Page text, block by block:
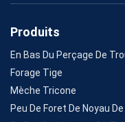
Produits
En Bas Du Perçage De
Forage Tige
Mèche Tricone
Peu De Foret De Noyau